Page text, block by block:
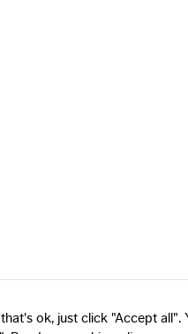
ok, just click "Accept